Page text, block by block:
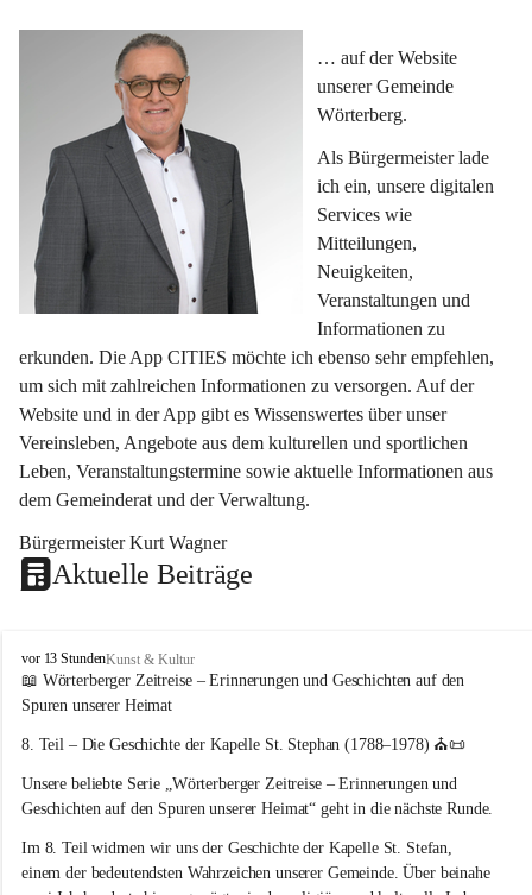
… auf der Website
unserer Gemeinde
Wörterberg.
Als Bürgermeister lade
ich ein, unsere digitalen
Services wie
Mitteilungen,
Neuigkeiten,
Veranstaltungen und
Informationen zu
erkunden. Die App CITIES möchte ich ebenso sehr empfehlen,
um sich mit zahlreichen Informationen zu versorgen. Auf der
Website und in der App gibt es Wissenswertes über unser
Vereinsleben, Angebote aus dem kulturellen und sportlichen
Leben, Veranstaltungstermine sowie aktuelle Informationen aus
dem Gemeinderat und der Verwaltung.
Bürgermeister Kurt Wagner
Aktuelle Beiträge
W
ö
r
e
b
e
g
vor 13 StundenKunst & Kultur
📖 Wörterberger Zeitreise – Erinnerungen und Geschichten auf den
Spuren unserer Heimat
8. Teil – Die Geschichte der Kapelle St. Stephan (1788–1978) ⛪📜
Unsere beliebte Serie „Wörterberger Zeitreise – Erinnerungen und
Geschichten auf den Spuren unserer Heimat“ geht in die nächste Runde.
Im 8. Teil widmen wir uns der Geschichte der Kapelle St. Stefan,
einem der bedeutendsten Wahrzeichen unserer Gemeinde. Über beinahe